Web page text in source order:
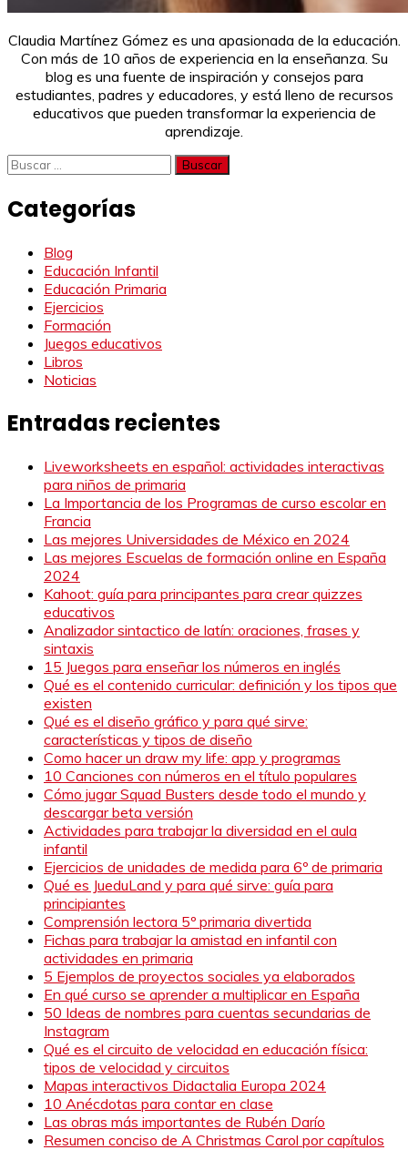
Claudia Martínez Gómez es una apasionada de la educación.
Con más de 10 años de experiencia en la enseñanza. Su
blog es una fuente de inspiración y consejos para
estudiantes, padres y educadores, y está lleno de recursos
educativos que pueden transformar la experiencia de
aprendizaje.
Buscar:
Categorías
Blog
Educación Infantil
Educación Primaria
Ejercicios
Formación
Juegos educativos
Libros
Noticias
Entradas recientes
Liveworksheets en español: actividades interactivas
para niños de primaria
La Importancia de los Programas de curso escolar en
Francia
Las mejores Universidades de México en 2024
Las mejores Escuelas de formación online en España
2024
Kahoot: guía para principantes para crear quizzes
educativos
Analizador sintactico de latín: oraciones, frases y
sintaxis
15 Juegos para enseñar los números en inglés
Qué es el contenido curricular: definición y los tipos que
existen
Qué es el diseño gráfico y para qué sirve:
características y tipos de diseño
Como hacer un draw my life: app y programas
10 Canciones con números en el título populares
Cómo jugar Squad Busters desde todo el mundo y
descargar beta versión
Actividades para trabajar la diversidad en el aula
infantil
Ejercicios de unidades de medida para 6º de primaria
Qué es JueduLand y para qué sirve: guía para
principiantes
Comprensión lectora 5º primaria divertida
Fichas para trabajar la amistad en infantil con
actividades en primaria
5 Ejemplos de proyectos sociales ya elaborados
En qué curso se aprender a multiplicar en España
50 Ideas de nombres para cuentas secundarias de
Instagram
Qué es el circuito de velocidad en educación física:
tipos de velocidad y circuitos
Mapas interactivos Didactalia Europa 2024
10 Anécdotas para contar en clase
Las obras más importantes de Rubén Darío
Resumen conciso de A Christmas Carol por capítulos